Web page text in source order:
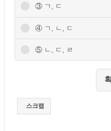
③ ㄱ, ㄷ
④ ㄱ, ㄴ, ㄷ
⑤ ㄴ, ㄷ, ㄹ
스크랩